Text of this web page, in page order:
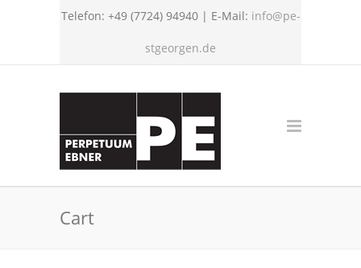
Telefon: +49 (7724) 94940 | E-Mail: info@pe-
stgeorgen.de
Cart